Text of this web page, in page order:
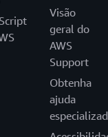
Visão
geral do
AWS
Support
Obtenha
ajuda